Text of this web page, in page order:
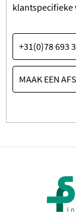
klantspecifieke
+31(0)78 693
MAAK EEN